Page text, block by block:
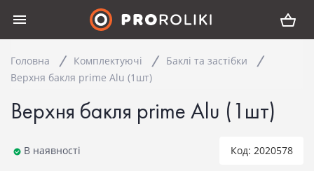
Головна Комплектуючi
Баклі та застібки
Верхня бакля prime Alu (1шт)
Верхня бакля prime Alu (1шт)
В наявності Код: 2020578